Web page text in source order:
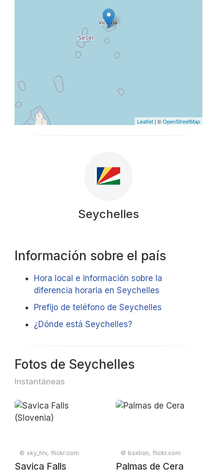
Leaflet | ©OpenStreetMap
Seychelles
Información sobre el país
Hora local e información sobre la
diferencia horaria en Seychelles
Prefijo de teléfono de Seychelles
¿Dónde está Seychelles?
Fotos de Seychelles
Instantáneas
© sky_hlv, flickr.com
Savica Falls
© baxtian, flickr.com
Palmas de Cera